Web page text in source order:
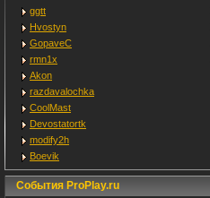
ggtt
Hvostyn
GopaveC
rmn1x
Akon
razdavalochka
CoolMast
Devostatortk
modify2h
Boevik
События ProPlay.ru